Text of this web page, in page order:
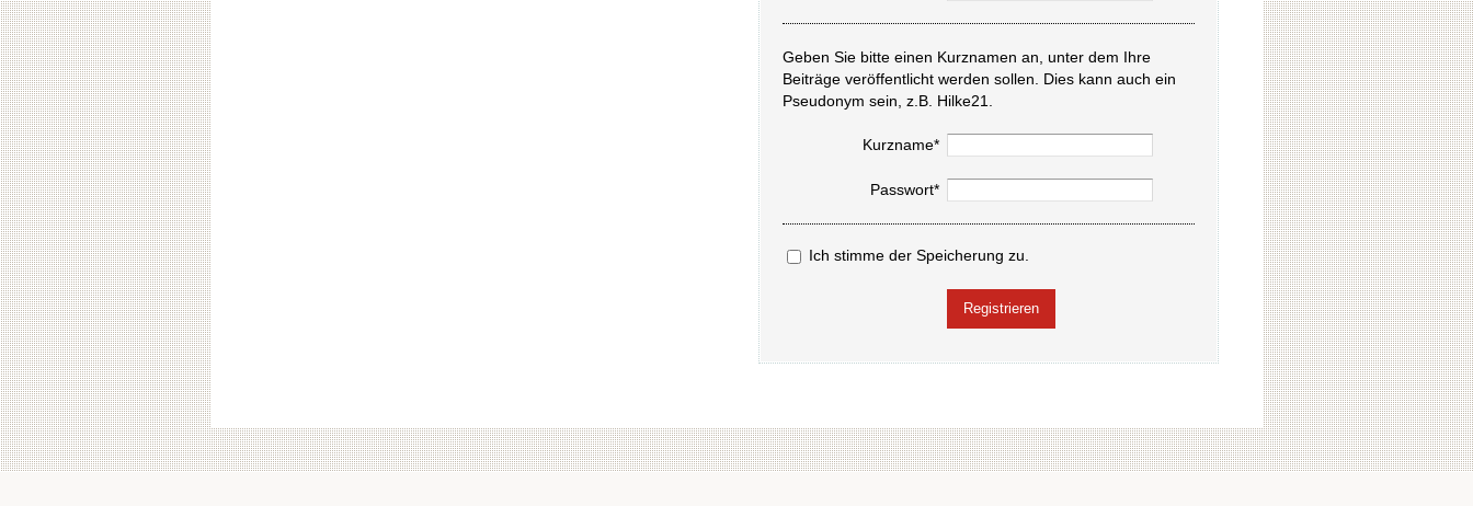
Geben Sie bitte einen Kurznamen an, unter dem Ihre
Beiträge veröffentlicht werden sollen. Dies kann auch ein
Pseudonym sein, z.B. Hilke21.
Kurzname*
Passwort*
Ich stimme der Speicherung zu.